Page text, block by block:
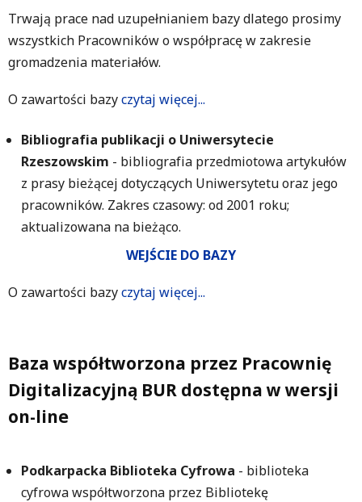
Trwają prace nad uzupełnianiem bazy dlatego prosimy
wszystkich Pracowników o współpracę w zakresie
gromadzenia materiałów.
O zawartości bazyczytaj więcej...
Bibliografia publikacji o Uniwersytecie
Rzeszowskim - bibliografia przedmiotowa artykułów
z prasy bieżącej dotyczących Uniwersytetu oraz jego
pracowników. Zakres czasowy: od 2001 roku;
aktualizowana na bieżąco.
WEJŚCIE DO BAZY
O zawartości bazyczytaj więcej...
Baza współtworzona przez Pracownię
Digitalizacyjną BUR dostępna w wersji
on-line
Podkarpacka Biblioteka Cyfrowa - biblioteka
cyfrowa współtworzona przez Bibliotekę